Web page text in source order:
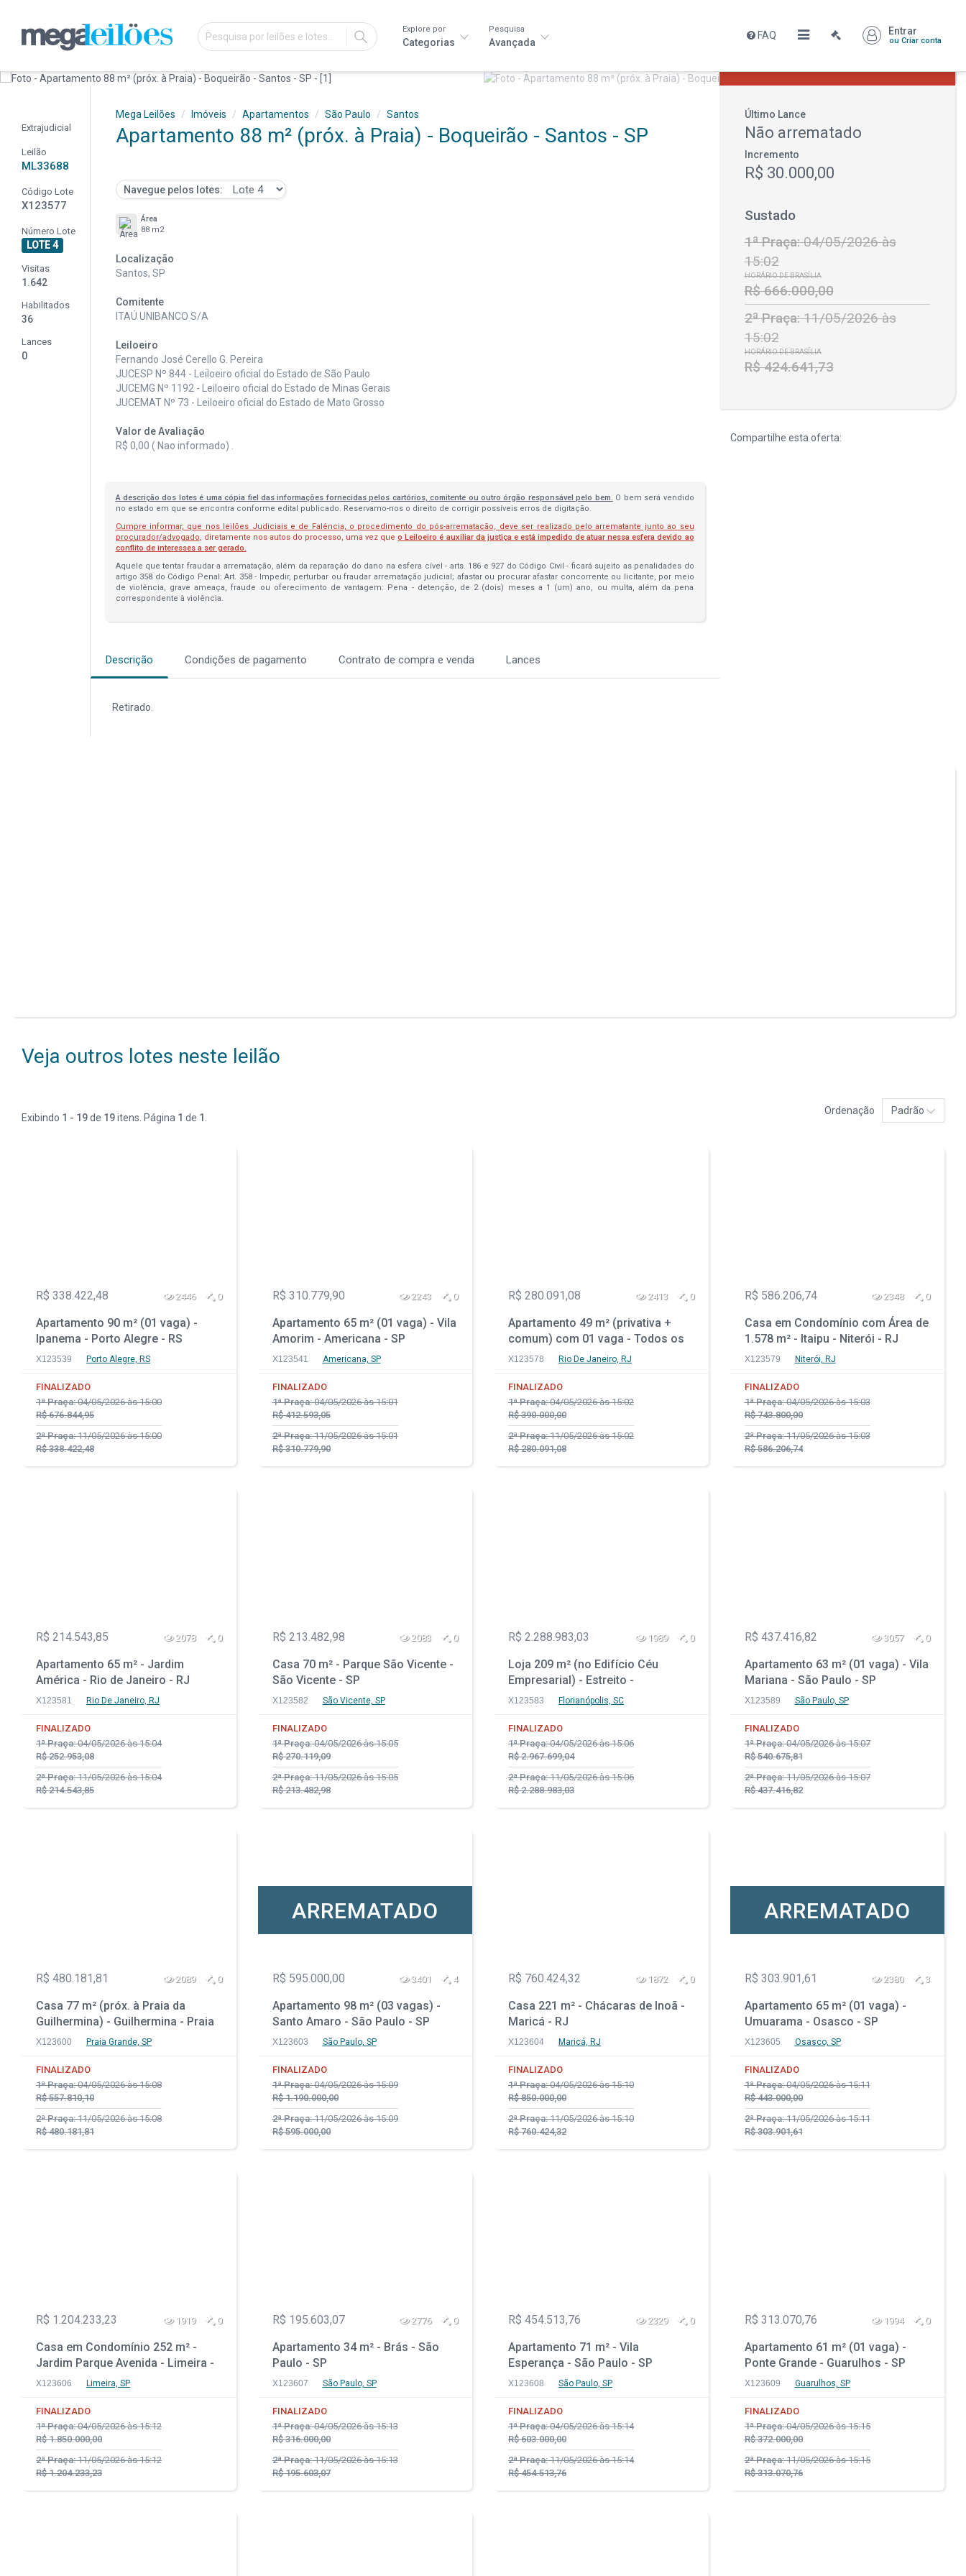
IR
Explore por
Categorias
Pesquisa
Avançada
FAQ Entrar
ou Criar conta
Leilão sustado
Extrajudicial
Leilão
ML33688
Código Lote
X123577
Número Lote
LOTE 4
Visitas
1.642
Habilitados
36
Lances
0
Mega Leilões Imóveis Apartamentos São Paulo Santos
Apartamento 88 m² (próx. à Praia) - Boqueirão - Santos - SP
Navegue pelos lotes:
Área
88 m2
Localização
Santos, SP
Comitente
ITAÚ UNIBANCO S/A
Leiloeiro
Fernando José Cerello G. Pereira
JUCESP Nº 844 - Leiloeiro oficial do Estado de São Paulo
JUCEMG Nº 1192 - Leiloeiro oficial do Estado de Minas Gerais
JUCEMAT Nº 73 - Leiloeiro oficial do Estado de Mato Grosso
Valor de Avaliação
R$ 0,00 ( Nao informado) .
A descrição dos lotes é uma cópia fiel das informações fornecidas pelos cartórios, comitente ou outro órgão responsável pelo bem. O bem será vendido
no estado em que se encontra conforme edital publicado. Reservamo-nos o direito de corrigir possíveis erros de digitação.
Cumpre informar, que nos leilões Judiciais e de Falência, o procedimento do pós-arrematação, deve ser realizado pelo arrematante junto ao seu
procurador/advogado, diretamente nos autos do processo, uma vez queo Leiloeiro é auxiliar da justiça e está impedido de atuar nessa esfera devido ao
conflito de interesses a ser gerado.
Aquele que tentar fraudar a arrematação, além da reparação do dano na esfera cível - arts. 186 e 927 do Código Civil - ficará sujeito as penalidades do
artigo 358 do Código Penal: Art. 358 - Impedir, perturbar ou fraudar arrematação judicial; afastar ou procurar afastar concorrente ou licitante, por meio
de violência, grave ameaça, fraude ou oferecimento de vantagem: Pena - detenção, de 2 (dois) meses a 1 (um) ano, ou multa, além da pena
correspondente à violência.
Descrição Condições de pagamento Contrato de compra e venda Lances
Retirado.
Último Lance
Não arrematado
Incremento
R$ 30.000,00
Sustado
1ª Praça:04/05/2026 às
15:02
HORÁRIO DE BRASÍLIA
R$ 666.000,00
2ª Praça:11/05/2026 às
15:02
HORÁRIO DE BRASÍLIA
R$ 424.641,73
Compartilhe esta oferta:
Veja outros lotes neste leilão
Exibindo 1 - 19de 19itens. Página 1 de 1
Ordenação Padrão
R$ 338.422,48 2446 0
Apartamento 90 m² (01 vaga) -
Ipanema - Porto Alegre - RS
X123539 Porto Alegre, RS
FINALIZADO
1ª Praça:04/05/2026 às 15:00
R$ 676.844,95
2ª Praça:11/05/2026 às 15:00
R$ 338.422,48
R$ 310.779,90 2243 0
Apartamento 65 m² (01 vaga) - Vila
Amorim - Americana - SP
X123541 Americana, SP
FINALIZADO
1ª Praça:04/05/2026 às 15:01
R$ 412.593,05
2ª Praça:11/05/2026 às 15:01
R$ 310.779,90
R$ 280.091,08 2413 0
Apartamento 49 m² (privativa +
comum) com 01 vaga - Todos os
Santos - Rio de Janeiro - RJ
X123578 Rio De Janeiro, RJ
FINALIZADO
1ª Praça:04/05/2026 às 15:02
R$ 390.000,00
2ª Praça:11/05/2026 às 15:02
R$ 280.091,08
R$ 586.206,74 2348 0
Casa em Condomínio com Área de
1.578 m² - Itaipu - Niterói - RJ
X123579 Niterói, RJ
FINALIZADO
1ª Praça:04/05/2026 às 15:03
R$ 743.800,00
2ª Praça:11/05/2026 às 15:03
R$ 586.206,74
R$ 214.543,85 2078 0
Apartamento 65 m² - Jardim
América - Rio de Janeiro - RJ
X123581 Rio De Janeiro, RJ
FINALIZADO
1ª Praça:04/05/2026 às 15:04
R$ 252.953,08
2ª Praça:11/05/2026 às 15:04
R$ 214.543,85
R$ 213.482,98 2083 0
Casa 70 m² - Parque São Vicente -
São Vicente - SP
X123582 São Vicente, SP
FINALIZADO
1ª Praça:04/05/2026 às 15:05
R$ 270.119,09
2ª Praça:11/05/2026 às 15:05
R$ 213.482,98
R$ 2.288.983,03 1989 0
Loja 209 m² (no Edifício Céu
Empresarial) - Estreito -
Florianópolis - SC
X123583 Florianópolis, SC
FINALIZADO
1ª Praça:04/05/2026 às 15:06
R$ 2.967.699,04
2ª Praça:11/05/2026 às 15:06
R$ 2.288.983,03
R$ 437.416,82 3057 0
Apartamento 63 m² (01 vaga) - Vila
Mariana - São Paulo - SP
X123589 São Paulo, SP
FINALIZADO
1ª Praça:04/05/2026 às 15:07
R$ 540.675,81
2ª Praça:11/05/2026 às 15:07
R$ 437.416,82
R$ 480.181,81 2089 0
Casa 77 m² (próx. à Praia da
Guilhermina) - Guilhermina - Praia
Grande - SP
X123600 Praia Grande, SP
FINALIZADO
1ª Praça:04/05/2026 às 15:08
R$ 557.810,10
2ª Praça:11/05/2026 às 15:08
R$ 480.181,81
ARREMATADO
R$ 595.000,00 3401 4
Apartamento 98 m² (03 vagas) -
Santo Amaro - São Paulo - SP
X123603 São Paulo, SP
FINALIZADO
1ª Praça:04/05/2026 às 15:09
R$ 1.190.000,00
2ª Praça:11/05/2026 às 15:09
R$ 595.000,00
R$ 760.424,32 1872 0
Casa 221 m² - Chácaras de Inoã -
Maricá - RJ
X123604 Maricá, RJ
FINALIZADO
1ª Praça:04/05/2026 às 15:10
R$ 850.000,00
2ª Praça:11/05/2026 às 15:10
R$ 760.424,32
ARREMATADO
R$ 303.901,61 2380 3
Apartamento 65 m² (01 vaga) -
Umuarama - Osasco - SP
X123605 Osasco, SP
FINALIZADO
1ª Praça:04/05/2026 às 15:11
R$ 443.000,00
2ª Praça:11/05/2026 às 15:11
R$ 303.901,61
R$ 1.204.233,23 1919 0
Casa em Condomínio 252 m² -
Jardim Parque Avenida - Limeira -
SP
X123606 Limeira, SP
FINALIZADO
1ª Praça:04/05/2026 às 15:12
R$ 1.850.000,00
2ª Praça:11/05/2026 às 15:12
R$ 1.204.233,23
R$ 195.603,07 2776 0
Apartamento 34 m² - Brás - São
Paulo - SP
X123607 São Paulo, SP
FINALIZADO
1ª Praça:04/05/2026 às 15:13
R$ 316.000,00
2ª Praça:11/05/2026 às 15:13
R$ 195.603,07
R$ 454.513,76 2329 0
Apartamento 71 m² - Vila
Esperança - São Paulo - SP
X123608 São Paulo, SP
FINALIZADO
1ª Praça:04/05/2026 às 15:14
R$ 603.000,00
2ª Praça:11/05/2026 às 15:14
R$ 454.513,76
R$ 313.070,76 1994 0
Apartamento 61 m² (01 vaga) -
Ponte Grande - Guarulhos - SP
X123609 Guarulhos, SP
FINALIZADO
1ª Praça:04/05/2026 às 15:15
R$ 372.000,00
2ª Praça:11/05/2026 às 15:15
R$ 313.070,76